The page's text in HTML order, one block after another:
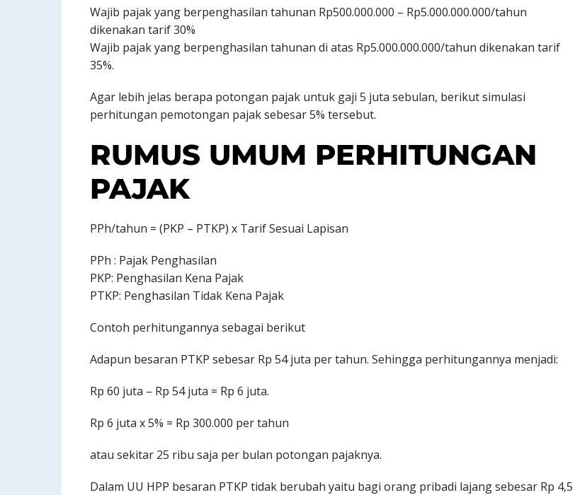
Wajib pajak yang berpenghasilan tahunan Rp500.000.000 – Rp5.000.000.000/tahun
dikenakan tarif 30%
Wajib pajak yang berpenghasilan tahunan di atas Rp5.000.000.000/tahun dikenakan tarif
35%.
Agar lebih jelas berapa potongan pajak untuk gaji 5 juta sebulan, berikut simulasi
perhitungan pemotongan pajak sebesar 5% tersebut.
RUMUS UMUM PERHITUNGAN
PAJAK
PPh/tahun = (PKP – PTKP) x Tarif Sesuai Lapisan
PPh : Pajak Penghasilan
PKP: Penghasilan Kena Pajak
PTKP: Penghasilan Tidak Kena Pajak
Contoh perhitungannya sebagai berikut
Adapun besaran PTKP sebesar Rp 54 juta per tahun. Sehingga perhitungannya menjadi:
Rp 60 juta – Rp 54 juta = Rp 6 juta.
Rp 6 juta x 5% = Rp 300.000 per tahun
atau sekitar 25 ribu saja per bulan potongan pajaknya.
Dalam UU HPP besaran PTKP tidak berubah yaitu bagi orang pribadi lajang sebesar Rp 4,5